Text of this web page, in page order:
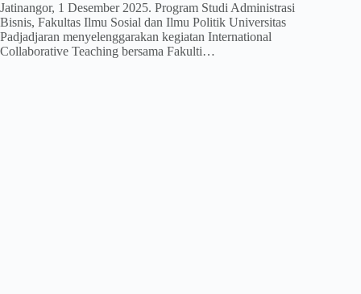
Jatinangor, 1 Desember 2025. Program Studi Administrasi
Bisnis, Fakultas Ilmu Sosial dan Ilmu Politik Universitas
Padjadjaran menyelenggarakan kegiatan International
Collaborative Teaching bersama Fakulti…